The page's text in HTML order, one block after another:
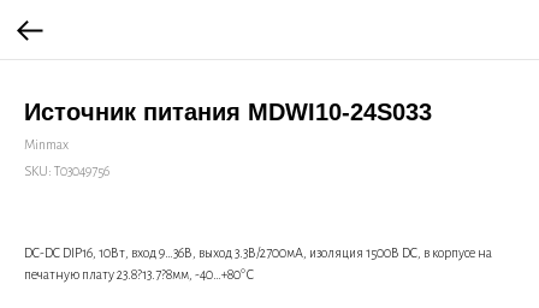
Источник питания MDWI10-24S033
Minmax
SKU: Т03049756
DC-DC DIP16, 10Вт, вход 9…36В, выход 3.3В/2700мА, изоляция 1500В DC, в корпусе на
печатную плату 23.8?13.7?8мм, -40…+80°С